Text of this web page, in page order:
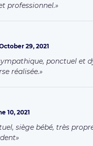
professionnel.
29, 2021
ponctuel et
réalisée.
10, 2021
siège bébé, très